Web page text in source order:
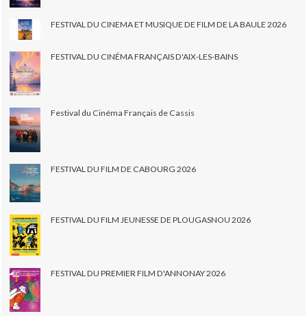
FESTIVAL DU CINEMA ET MUSIQUE DE FILM DE LA BAULE 2026
FESTIVAL DU CINÉMA FRANÇAIS D'AIX-LES-BAINS
Festival du Cinéma Français de Cassis
FESTIVAL DU FILM DE CABOURG 2026
FESTIVAL DU FILM JEUNESSE DE PLOUGASNOU 2026
FESTIVAL DU PREMIER FILM D'ANNONAY 2026